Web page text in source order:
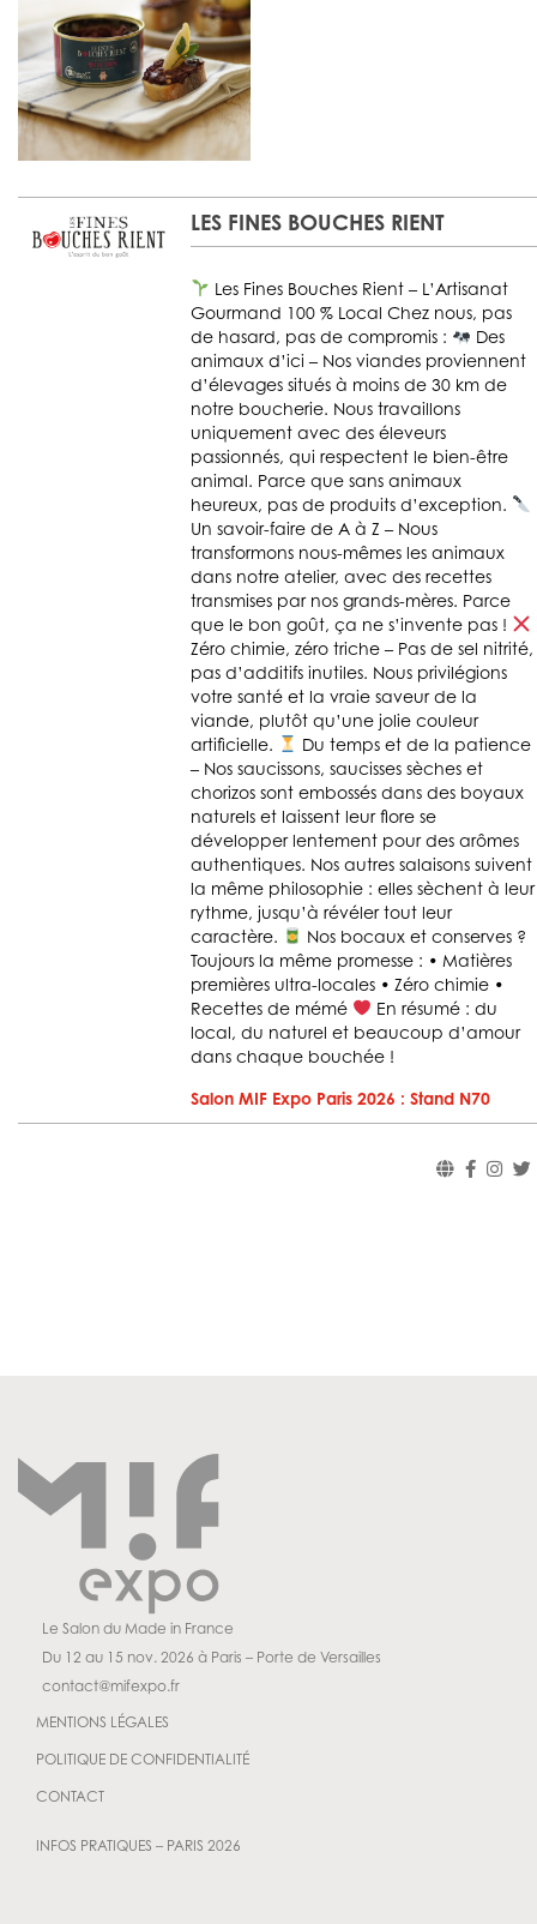
LES FINES BOUCHES RIENT
Les Fines Bouches Rient – L’Artisanat
Gourmand 100 % Local Chez nous, pas
de hasard, pas de compromis :
Des
animaux d’ici – Nos viandes proviennent
d’élevages situés à moins de 30 km de
notre boucherie. Nous travaillons
uniquement avec des éleveurs
passionnés, qui respectent le bien-être
animal. Parce que sans animaux
heureux, pas de produits d’exception.
Un savoir-faire de A à Z – Nous
transformons nous-mêmes les animaux
dans notre atelier, avec des recettes
transmises par nos grands-mères. Parce
que le bon goût, ça ne s’invente pas !
Zéro chimie, zéro triche – Pas de sel nitrité,
pas d’additifs inutiles. Nous privilégions
votre santé et la vraie saveur de la
viande, plutôt qu’une jolie couleur
artificielle.
Du temps et de la patience
– Nos saucissons, saucisses sèches et
chorizos sont embossés dans des boyaux
naturels et laissent leur flore se
développer lentement pour des arômes
authentiques. Nos autres salaisons suivent
la même philosophie : elles sèchent à leur
rythme, jusqu’à révéler tout leur
caractère.
Nos bocaux et conserves ?
Toujours la même promesse : • Matières
premières ultra-locales • Zéro chimie •
Recettes de mémé
En résumé : du
local, du naturel et beaucoup d’amour
dans chaque bouchée !
Salon MIF Expo Paris 2026 : Stand N70
Le Salon du Made in France
Du 12 au 15 nov. 2026 à Paris – Porte de Versailles
contact@mifexpo.fr
MENTIONS LÉGALES
POLITIQUE DE CONFIDENTIALITÉ
CONTACT
INFOS PRATIQUES – PARIS 2026